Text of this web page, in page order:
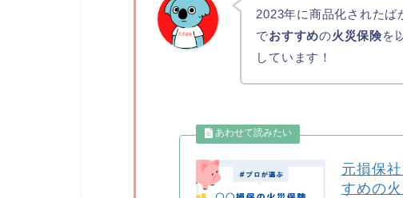
2023年に商品化されたば
でおすすめの火災保険を
しています！
元損保
すめの